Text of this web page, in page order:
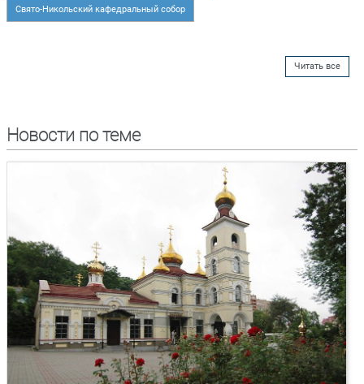
Свято-Никольский кафедральный собор
Читать все
Новости по теме